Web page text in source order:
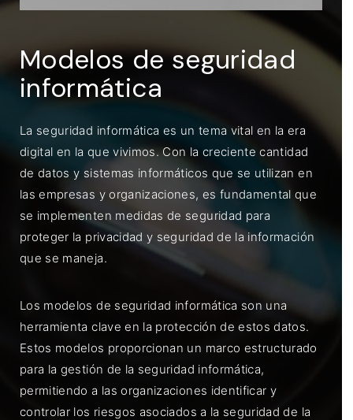
Modelos de seguridad
informática
La seguridad informática es un tema vital en la era
digital en la que vivimos. Con la creciente cantidad
de datos y sistemas informáticos que se utilizan en
las empresas y organizaciones, es fundamental que
se implementen medidas de seguridad para
proteger la privacidad y seguridad de la información
que se maneja.
Los modelos de seguridad informática son una
herramienta clave en la protección de estos datos.
Estos modelos proporcionan un marco estructurado
para la gestión de la seguridad informática,
permitiendo a las organizaciones identificar y
controlar los riesgos asociados a la seguridad de la